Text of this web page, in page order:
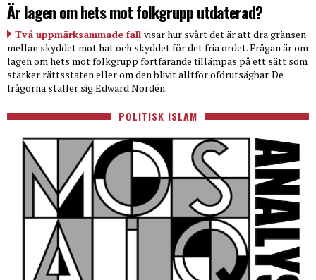
Är lagen om hets mot folkgrupp utdaterad?
Två uppmärksammade fall visar hur svårt det är att dra gränsen
mellan skyddet mot hat och skyddet för det fria ordet. Frågan är om
lagen om hets mot folkgrupp fortfarande tillämpas på ett sätt som
stärker rättsstaten eller om den blivit alltför oförutsägbar. De
frågorna ställer sig Edward Nordén.
POLITISK ISLAM